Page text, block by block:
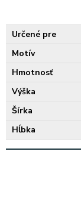
Určené pre
Motív
Hmotnosť
Výška
Šírka
Hĺbka